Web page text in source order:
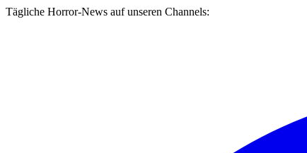
Tägliche Horror-News auf unseren Channels: